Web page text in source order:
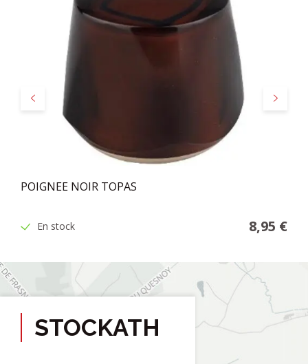
Précédent Suivant
POIGNEE NOIR TOPAS
En stock 8,95 €
STOCKATH